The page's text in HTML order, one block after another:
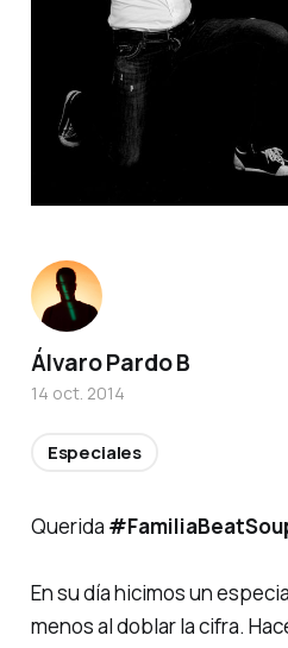
Querida
En su día hicimos un
menos al doblar la cifra.
Álvaro Pardo B
14 oct. 2014
Especiales